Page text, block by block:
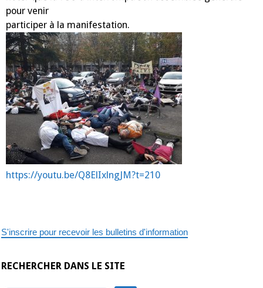
pour venir
participer à la manifestation.
https://youtu.be/Q8ElIxlngJM?t=210
S'inscrire pour recevoir les bulletins d'information
RECHERCHER DANS LE SITE